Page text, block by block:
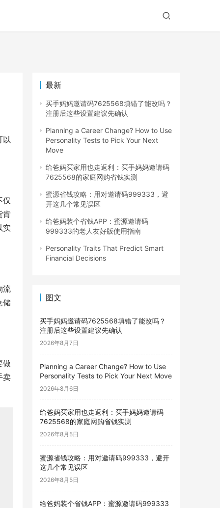
以
仅
肯
实
流
储
做
卖
最新
买手妈妈邀请码7625568填错了能改吗？
注册后这些设置建议先确认
Planning a Career Change? How to Use
Personality Tests to Pick Your Next
Move
给爸妈买家用也走返利：买手妈妈邀请码
7625568的家庭网购省钱实测
蜜源省钱攻略：用对邀请码999333，避
开这几个常见误区
给爸妈装个省钱APP：蜜源邀请码
999333的老人友好版使用指南
Personality Traits That Predict Smart
Financial Decisions
图文
买手妈妈邀请码7625568填错了能改吗？
注册后这些设置建议先确认
2026年8月7日
Planning a Career Change? How to Use
Personality Tests to Pick Your Next Move
2026年8月6日
给爸妈买家用也走返利：买手妈妈邀请码
7625568的家庭网购省钱实测
2026年8月5日
蜜源省钱攻略：用对邀请码999333，避开
这几个常见误区
2026年8月5日
给爸妈装个省钱APP：蜜源邀请码999333